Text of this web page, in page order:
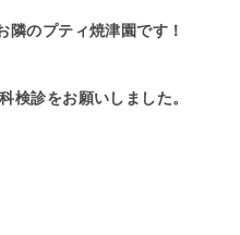
のプティ焼津園です！
検診をお願いしました。